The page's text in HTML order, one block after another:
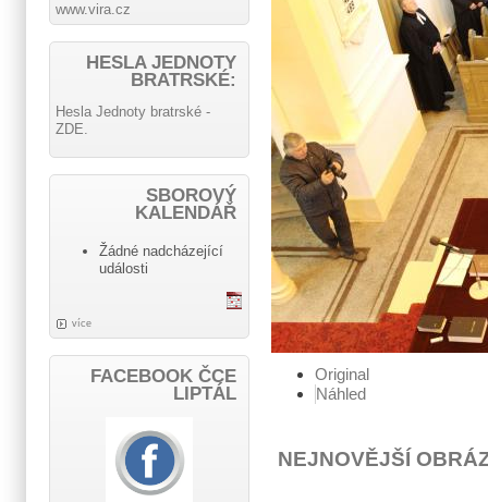
Original
Náhled
NEJNOVĚJŠÍ
www.vira.cz
HESLA JEDNOTY
BRATRSKÉ:
Hesla Jednoty bratrské -
ZDE.
SBOROVÝ
KALENDÁŘ
Žádné nadcházející
události
více
FACEBOOK ČCE
LIPTÁL